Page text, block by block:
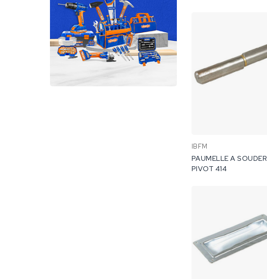
IBFM
PAUMELLE A SOUDER
PIVOT 414